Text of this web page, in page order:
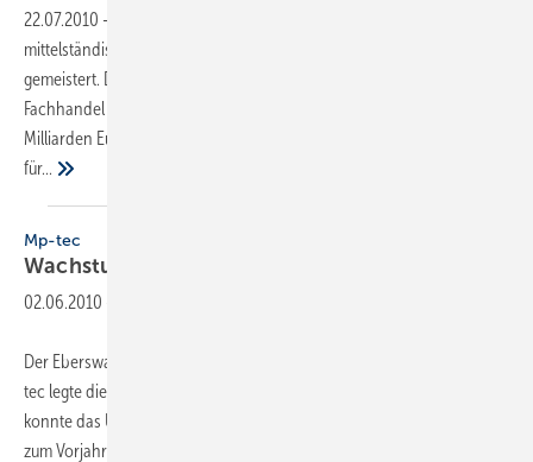
22.07.2010 -
mittelständisch geprägte Sanitärbranche das Krisenjahr 2009 gut
gemeistert. Der konsolidierte Gesamtumsatz von Industrie,
Fachhandel und Fachhandwerk sank lediglich um 3 % auf 16,1
Milliarden Euro. Zu verdanken sei das dem soliden Inlandsmarkt,
für...
Mp-tec
Wachstum trotz
02.06.2010
Der Eberswalder Hersteller und Systemanbieter für Solartechnik Mp-
tec legte die offiziellen Geschäftszahlen für 2009 vor. Demnach
konnte das Unternehmen seinen Umsatz um 122 Prozent im Vergleich
zum Vorjahr auf 46,8 Millionen Euro steigern. Das Exportgeschäft